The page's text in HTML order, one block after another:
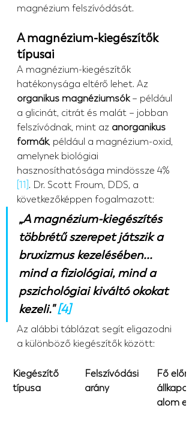
magnézium felszívódását.
A magnézium-kiegészítők
típusai
A magnézium-kiegészítők
hatékonysága eltérő lehet. Az
organikus magnéziumsók – például
a glicinát, citrát és malát – jobban
felszívódnak, mint az anorganikus
formák, például a magnézium-oxid,
amelynek biológiai
hasznosíthatósága mindössze 4%
[11] . Dr. Scott Froum, DDS, a
következőképpen fogalmazott:
„A magnézium-kiegészítés
többrétű szerepet játszik a
bruxizmus kezelésében...
mind a fiziológiai, mind a
pszichológiai kiváltó okokat
kezeli." [4]
Az alábbi táblázat segít eligazodni
a különböző kiegészítők között:
Kiegészítő
típusa
Felszívódási
arány
Fő
alom